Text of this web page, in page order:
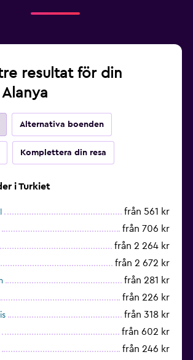
resultat för din
Alternativa boenden
Komplettera din resa
i Turkiet
från 561 kr
från 706 kr
från 2 264 kr
från 2 672 kr
från 281 kr
från 226 kr
från 318 kr
från 602 kr
från 246 kr